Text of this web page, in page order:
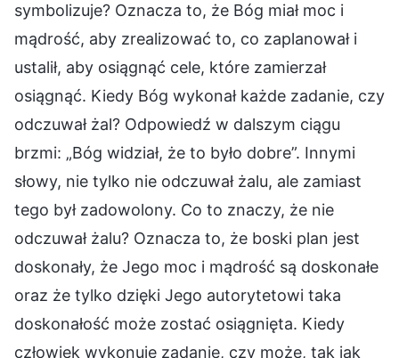
symbolizuje? Oznacza to, że Bóg miał moc i
mądrość, aby zrealizować to, co zaplanował i
ustalił, aby osiągnąć cele, które zamierzał
osiągnąć. Kiedy Bóg wykonał każde zadanie, czy
odczuwał żal? Odpowiedź w dalszym ciągu
brzmi: „Bóg widział, że to było dobre”. Innymi
słowy, nie tylko nie odczuwał żalu, ale zamiast
tego był zadowolony. Co to znaczy, że nie
odczuwał żalu? Oznacza to, że boski plan jest
doskonały, że Jego moc i mądrość są doskonałe
oraz że tylko dzięki Jego autorytetowi taka
doskonałość może zostać osiągnięta. Kiedy
człowiek wykonuje zadanie, czy może, tak jak